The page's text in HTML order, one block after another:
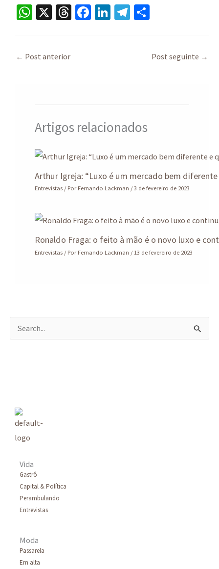
W
sA
X
T
Fa Li Te
e
← Post anterior Post seguinte →
Artigos relacionados
Arthur Igreja: “Luxo é um mercado bem
Entrevistas / PorFernando Lackman /3 de fevereiro de 2023
Ronaldo Fraga: o feito à mão é o novo luxo e
Entrevistas / PorFernando Lackman /13 de fevereiro de 2023
Vida
Gastrô
Capital & Política
Perambulando
Entrevistas
Moda
Passarela
Em alta